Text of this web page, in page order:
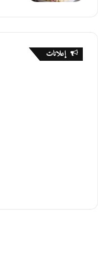
إعلانات